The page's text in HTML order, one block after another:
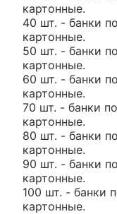
картонные.
40 шт. - банки
картонные.
50 шт. - банки
картонные.
60 шт. - банки
картонные.
70 шт. - банки
картонные.
80 шт. - банки
картонные.
90 шт. - банки
картонные.
100 шт. - банки
картонные.